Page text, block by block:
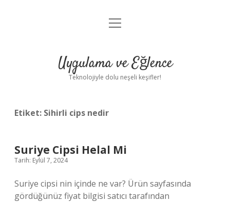
Anasayfa
Yasal Uyarı
menüyü
Uygulama ve Eğlence
Teknolojiyle dolu neşeli keşifler!
Etiket: Sihirli cips nedir
Suriye Cipsi Helal Mi
Tarih: Eylül 7, 2024
Suriye cipsi nin içinde ne var? Ürün sayfasında
gördüğünüz fiyat bilgisi satıcı tarafından